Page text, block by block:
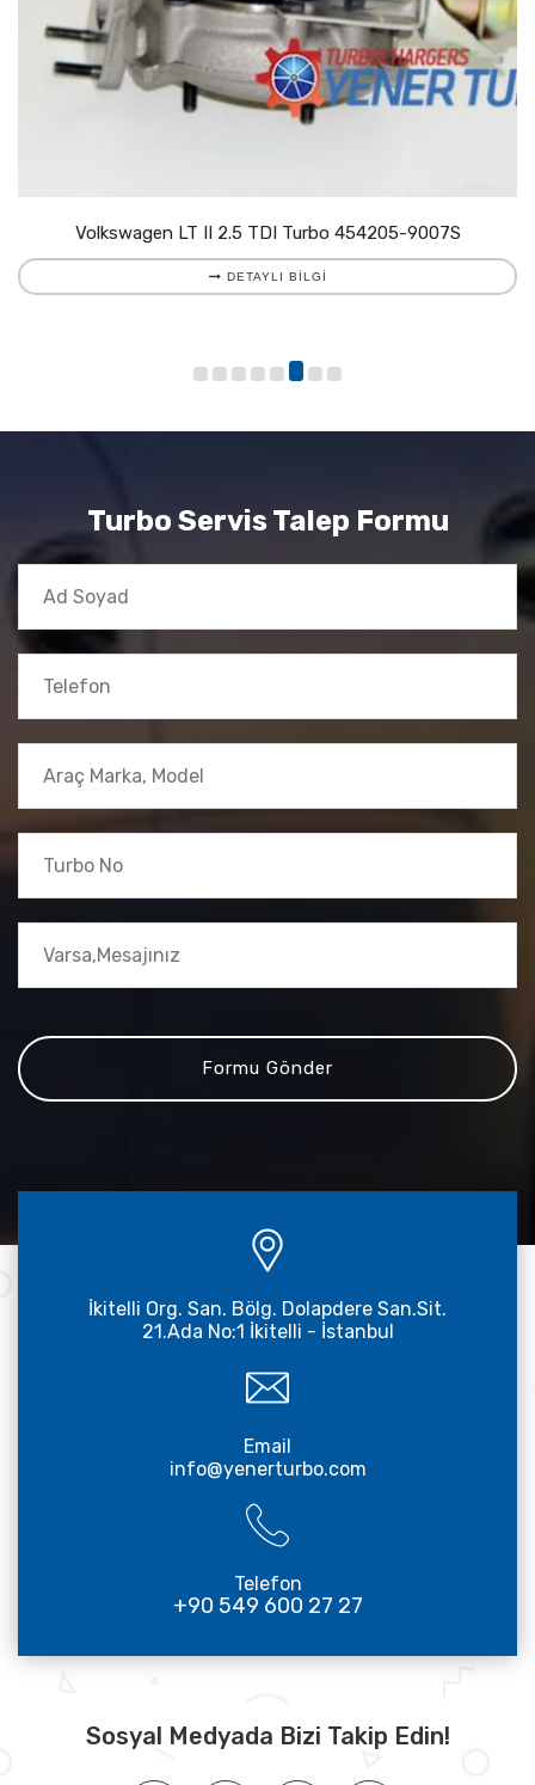
Volkswagen LT II 2.5 TDI Turbo 454205-9007S
DETAYLI BILGI
Turbo Servis Talep Formu
İkitelli Org. San. Bölg. Dolapdere San.Sit.
21.Ada No:1 İkitelli - İstanbul
Email
info@yenerturbo.com
Telefon
+90 549 600 27 27
Sosyal Medyada Bizi Takip Edin!